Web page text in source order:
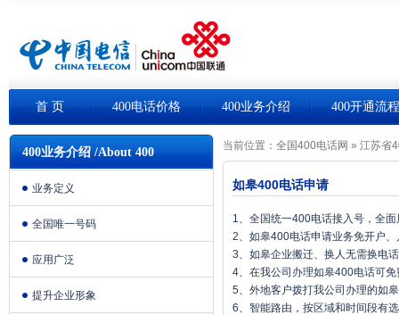
首 页 400电话价格 400业务介绍 400开通流程
400业务介绍 /About 400
业务定义
全国唯一号码
应用广泛
提升企业形象
当前位置： 全国400电话网 » 江苏省
如皋400电话申请
1、全国统一400电话接入号，全
2、如皋400电话申请业务免开户
3、如皋企业搬迁、换人无需换电
4、在我公司办理如皋400电话可
5、外地客户拨打我公司办理的如
6、智能路由，按区域和时间段有